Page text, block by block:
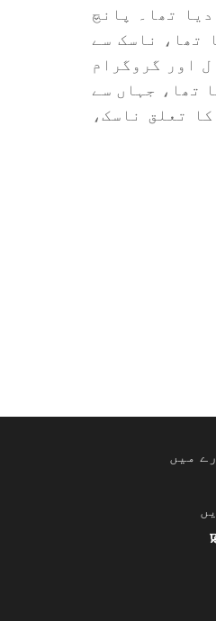
تھا۔ پانچ
دیا تھا، ناسک سے
اور گروگرام
کیا گیا تھا، جہاں سے
تعلق ناسک،
میں